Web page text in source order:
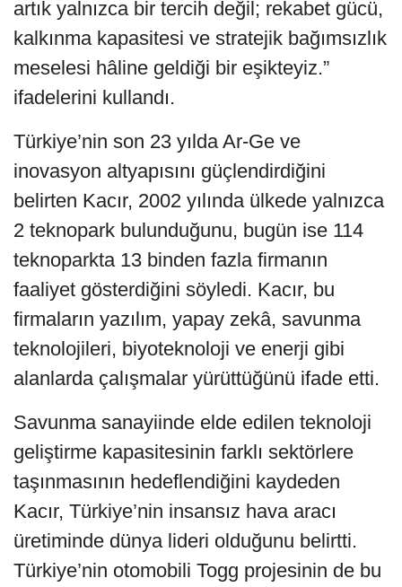
artık yalnızca bir tercih değil; rekabet gücü,
kalkınma kapasitesi ve stratejik bağımsızlık
meselesi hâline geldiği bir eşikteyiz.”
ifadelerini kullandı.
Türkiye’nin son 23 yılda Ar-Ge ve
inovasyon altyapısını güçlendirdiğini
belirten Kacır, 2002 yılında ülkede yalnızca
2 teknopark bulunduğunu, bugün ise 114
teknoparkta 13 binden fazla firmanın
faaliyet gösterdiğini söyledi. Kacır, bu
firmaların yazılım, yapay zekâ, savunma
teknolojileri, biyoteknoloji ve enerji gibi
alanlarda çalışmalar yürüttüğünü ifade etti.
Savunma sanayiinde elde edilen teknoloji
geliştirme kapasitesinin farklı sektörlere
taşınmasının hedeflendiğini kaydeden
Kacır, Türkiye’nin insansız hava aracı
üretiminde dünya lideri olduğunu belirtti.
Türkiye’nin otomobili Togg projesinin de bu